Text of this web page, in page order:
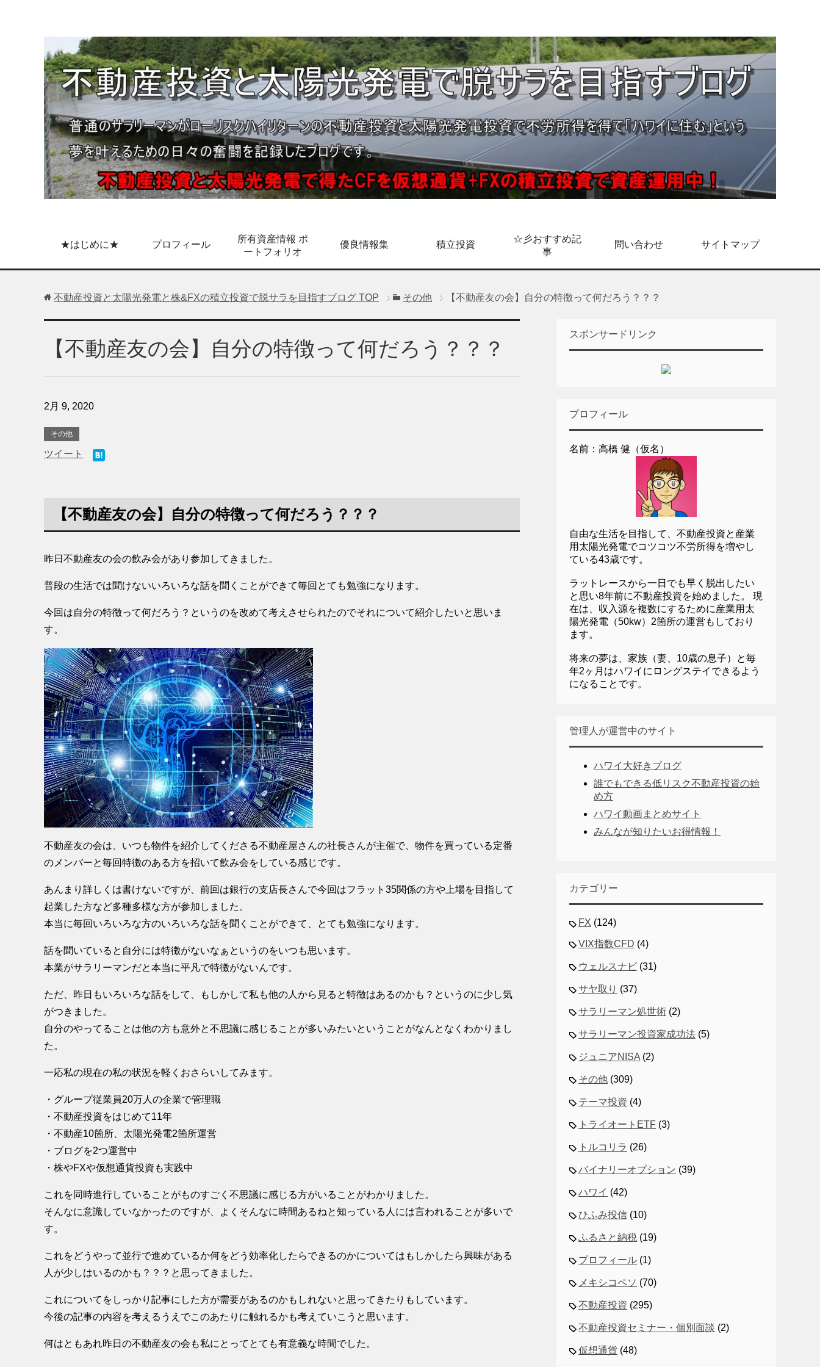
★はじめに★ プロフィール
所有資産情報 ポ
ートフォリオ
優良情報集 積立投資
☆彡おすすめ記
事
問い合わせ サイトマップ
不動産投資と太陽光発電と株&FXの積立投資で脱サラを目指すブログ TOP その他 【不動産友の会】自分の特徴って何だろう？？？
【不動産友の会】自分の特徴って何だろう？？？
2月 9, 2020
その他
ツイート
【不動産友の会】自分の特徴って何だろう？？？
昨日不動産友の会の飲み会があり参加してきました。
普段の生活では聞けないいろいろな話を聞くことができて毎回とても勉強になります。
今回は自分の特徴って何だろう？というのを改めて考えさせられたのでそれについて紹介したいと思いま
す。
不動産友の会は、いつも物件を紹介してくださる不動産屋さんの社長さんが主催で、物件を買っている定番
のメンバーと毎回特徴のある方を招いて飲み会をしている感じです。
あんまり詳しくは書けないですが、前回は銀行の支店長さんで今回はフラット35関係の方や上場を目指して
起業した方など多種多様な方が参加しました。
本当に毎回いろいろな方のいろいろな話を聞くことができて、とても勉強になります。
話を聞いていると自分には特徴がないなぁというのをいつも思います。
本業がサラリーマンだと本当に平凡で特徴がないんです。
ただ、昨日もいろいろな話をして、もしかして私も他の人から見ると特徴はあるのかも？というのに少し気
がつきました。
自分のやってることは他の方も意外と不思議に感じることが多いみたいということがなんとなくわかりまし
た。
一応私の現在の私の状況を軽くおさらいしてみます。
・グループ従業員20万人の企業で管理職
・不動産投資をはじめて11年
・不動産10箇所、太陽光発電2箇所運営
・ブログを2つ運営中
・株やFXや仮想通貨投資も実践中
これを同時進行していることがものすごく不思議に感じる方がいることがわかりました。
そんなに意識していなかったのですが、よくそんなに時間あるねと知っている人には言われることが多いで
す。
これをどうやって並行で進めているか何をどう効率化したらできるのかについてはもしかしたら興味がある
人が少しはいるのかも？？？と思ってきました。
これについてをしっかり記事にした方が需要があるのかもしれないと思ってきたりもしています。
今後の記事の内容を考えるうえでこのあたりに触れるかも考えていこうと思います。
何はともあれ昨日の不動産友の会も私にとってとても有意義な時間でした。
スポンサードリンク
プロフィール
名前：高橋 健（仮名）
自由な生活を目指して、不動産投資と産業
用太陽光発電でコツコツ不労所得を増やし
ている43歳です。
ラットレースから一日でも早く脱出したい
と思い8年前に不動産投資を始めました。 現
在は、収入源を複数にするために産業用太
陽光発電（50kw）2箇所の運営もしており
ます。
将来の夢は、家族（妻、10歳の息子）と毎
年2ヶ月はハワイにロングステイできるよう
になることです。
管理人が運営中のサイト
ハワイ大好きブログ
誰でもできる低リスク不動産投資の始
め方
ハワイ動画まとめサイト
みんなが知りたいお得情報！
カテゴリー
FX (124)
VIX指数CFD (4)
ウェルスナビ (31)
サヤ取り (37)
サラリーマン処世術 (2)
サラリーマン投資家成功法 (5)
ジュニアNISA (2)
その他 (309)
テーマ投資 (4)
トライオートETF (3)
トルコリラ (26)
バイナリーオプション (39)
ハワイ (42)
ひふみ投信 (10)
ふるさと納税 (19)
プロフィール (1)
メキシコペソ (70)
不動産投資 (295)
不動産投資セミナー・個別面談 (2)
仮想通貨 (48)